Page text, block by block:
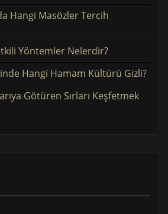
Hangi Masözler Tercih
Yöntemler Nelerdir?
Hangi Hamam Kültürü Gizli?
Götüren Sırları Keşfetmek